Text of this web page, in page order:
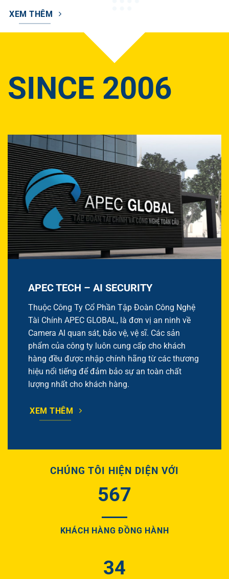
XEM THÊM
SINCE 2006
APEC TECH – AI SECURITY
Thuộc Công Ty Cổ Phần Tập Đoàn Công Nghệ
Tài Chính APEC GLOBAL, là đơn vị an ninh về
Camera AI quan sát, bảo vệ, vệ sĩ. Các sản
phẩm của công ty luôn cung cấp cho khách
hàng đều được nhập chính hãng từ các thương
hiệu nổi tiếng để đảm bảo sự an toàn chất
lượng nhất cho khách hàng.
XEM THÊM
CHÚNG TÔI HIỆN DIỆN VỚI
567
KHÁCH HÀNG ĐỒNG HÀNH
34